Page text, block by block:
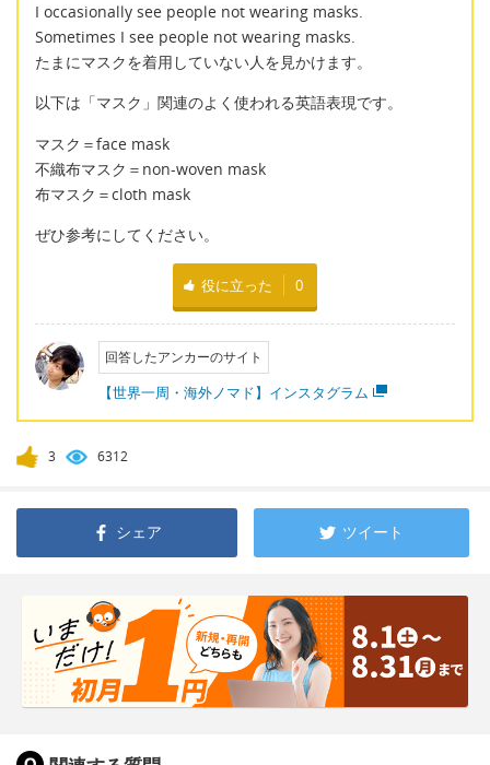
I occasionally see people not wearing masks.
Sometimes I see people not wearing masks.
たまにマスクを着用していない人を見かけます。
以下は「マスク」関連のよく使われる英語表現です。
マスク＝face mask
不織布マスク＝non-woven mask
布マスク＝cloth mask
ぜひ参考にしてください。
役に立った 0
回答したアンカーのサイト
【世界一周・海外ノマド】インスタグラム
3 6312
シェア ツイート